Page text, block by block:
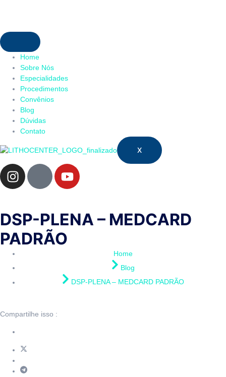
Home
Sobre Nós
Especialidades
Procedimentos
Convênios
Blog
Dúvidas
Contato
X
DSP-PLENA – MEDCARD
PADRÃO
Home
Blog
DSP-PLENA – MEDCARD PADRÃO
Compartilhe isso :